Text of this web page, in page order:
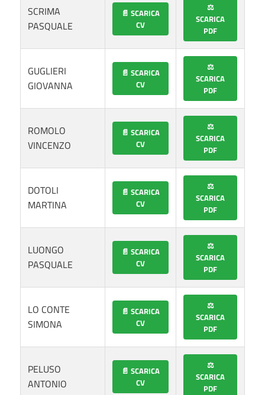
SCRIMA
PASQUALE
📄 SCARICA
CV
⚖️
SCARICA
PDF
GUGLIERI
GIOVANNA
📄 SCARICA
CV
⚖️
SCARICA
PDF
ROMOLO
VINCENZO
📄 SCARICA
CV
⚖️
SCARICA
PDF
DOTOLI
MARTINA
📄 SCARICA
CV
⚖️
SCARICA
PDF
LUONGO
PASQUALE
📄 SCARICA
CV
⚖️
SCARICA
PDF
LO CONTE
SIMONA
📄 SCARICA
CV
⚖️
SCARICA
PDF
PELUSO
ANTONIO
📄 SCARICA
CV
⚖️
SCARICA
PDF